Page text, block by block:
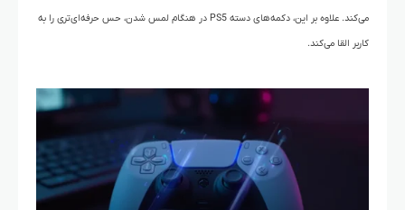
می‌کند. علاوه بر این، دکمه‌های دسته PS5 در هنگام لمس شدن، حس حرفه‌ای‌تری را به
کاربر القا می‌کند.